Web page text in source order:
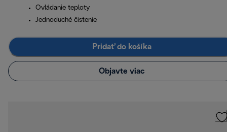
Ovládanie teploty
Jednoduché čistenie
Pridať do košíka
Objavte viac